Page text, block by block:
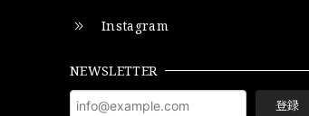
Instagram
NEWSLETTER
登録